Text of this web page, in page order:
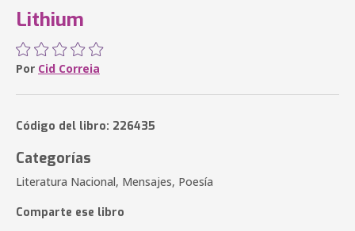
Lithium
Por Cid Correia
Código del libro: 226435
Categorías
Literatura Nacional, Mensajes, Poesía
Comparte ese libro